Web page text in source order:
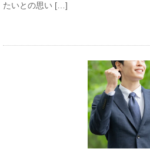
たいとの思い […]